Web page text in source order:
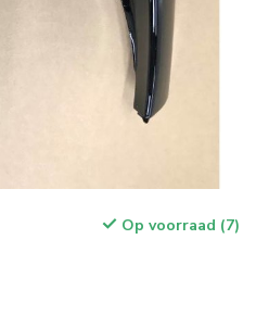
Op voorraad (7)